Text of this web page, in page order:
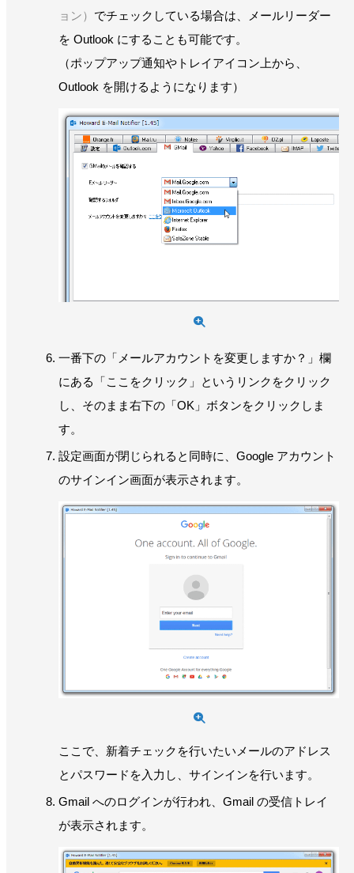
ョン） でチェックしている場合は、メールリーダー
を Outlook にすることも可能です。
（ポップアップ通知やトレイアイコン上から、
Outlook を開けるようになります）
一番下の「メールアカウントを変更しますか？」欄
にある「ここをクリック」というリンクをクリック
し、そのまま右下の「OK」ボタンをクリックしま
す。
設定画面が閉じられると同時に、Google アカウント
のサインイン画面が表示されます。
ここで、新着チェックを行いたいメールのアドレス
とパスワードを入力し、サインインを行います。
Gmail へのログインが行われ、Gmail の受信トレイ
が表示されます。